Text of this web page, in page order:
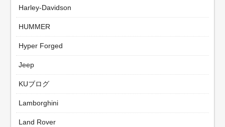
Harley-Davidson
HUMMER
Hyper Forged
Jeep
KUブログ
Lamborghini
Land Rover